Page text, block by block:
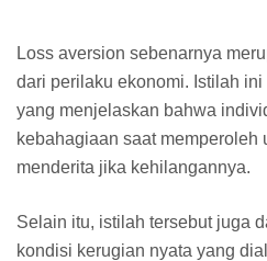
Loss aversion sebenarnya
dari perilaku ekonomi. Istilah
yang menjelaskan bahwa
kebahagiaan saat memperoleh
menderita jika kehilangannya.
Selain itu, istilah tersebut juga
kondisi kerugian nyata yang